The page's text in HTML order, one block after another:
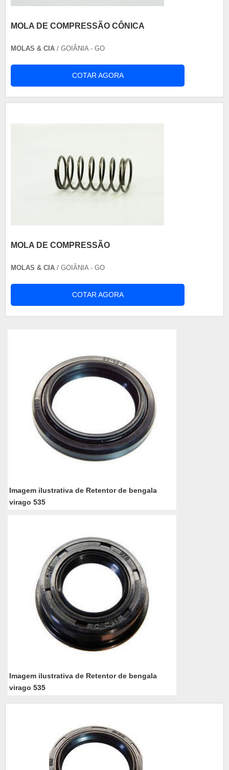
MOLA DE COMPRESSÃO CÔNICA
MOLAS & CIA / GOIÂNIA - GO
COTAR AGORA
MOLA DE COMPRESSÃO
MOLAS & CIA / GOIÂNIA - GO
COTAR AGORA
Imagem ilustrativa de Retentor de bengala
virago 535
Imagem ilustrativa de Retentor de bengala
virago 535